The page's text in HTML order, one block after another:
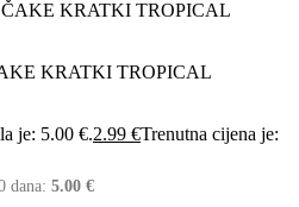
KRATKI TROPICAL
je: 5.00 €.2.99 €Trenutna cijena je:
dana: 5.00 €